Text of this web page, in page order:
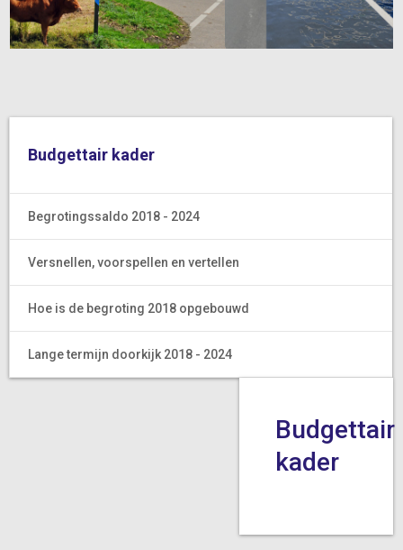
Budgettair kader
Begrotingssaldo 2018 - 2024
Versnellen, voorspellen en vertellen
Hoe is de begroting 2018 opgebouwd
Lange termijn doorkijk 2018 - 2024
Budgettair
kader